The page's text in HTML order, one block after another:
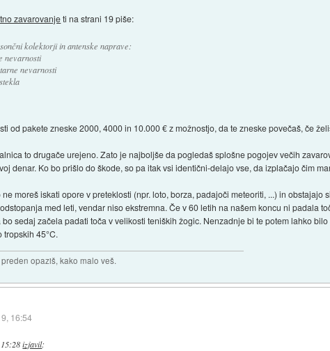
zavarovanjeti na strani 19 piše:
kolektorji in antenske naprave:
nevarnosti
nevarnosti
od pakete zneske 2000, 4000 in 10.000 € z možnostjo, da te zneske povečaš, če
to drugače urejeno. Zato je najboljše da pogledaš splošne pogojev večih
denar. Ko bo prišlo do škode, so pa itak vsi identični-delajo vse, da izplačajo čim
moreš iskati opore v preteklosti (npr. loto, borza, padajoči meteoriti, ...) in
med leti, vendar niso ekstremna. Če v 60 letih na našem koncu ni padala
sedaj začela padati toča v velikosti teniških žogic. Nenzadnje bi te potem lahko
45°C.
opaziš, kako malo veš.
16:54
izjavil: